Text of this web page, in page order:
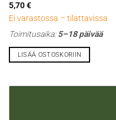
5,70€
Ei varastossa – tilattavissa
Toimitusaika:5–18 päivää
LISÄÄ OSTOSKORIIN